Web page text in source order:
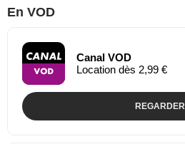
En VOD
Canal VOD
Location dès 2,99 €
REGARDER